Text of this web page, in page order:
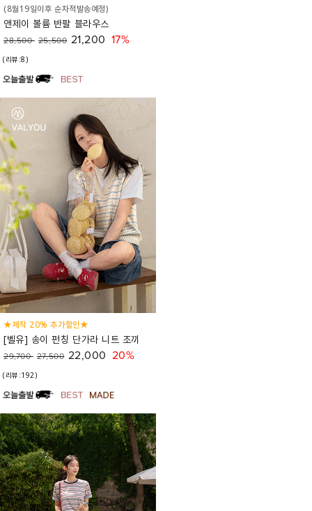
(8월19일이후 순차적발송예정)
앤제이 볼륨 반팔 블라우스
28,500 25,500 21,200 17%
(리뷰:8)
★제작 20% 추가할인★
[벨유] 송이 펀칭 단가라 니트 조끼
29,700 27,500 22,000 20%
(리뷰:192)